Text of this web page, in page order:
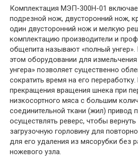
Комплектация МЭП-300Н-01
подрезной нож, двусторонний нож,
один двусторонний нож и мелкую
комплектацию производители и
общепита называют «полный унгер».
этом оборудовании для
унгера» позволяет существенно
сократить время на его переработку.
прекращения вращения шнека при
низкосортного мяса с большим
соединительной ткани (жил) привод
осуществлять реверс, чтобы вернуть
загрузочную горловину для
для его удаления из мясорубки без
ножевого узла.